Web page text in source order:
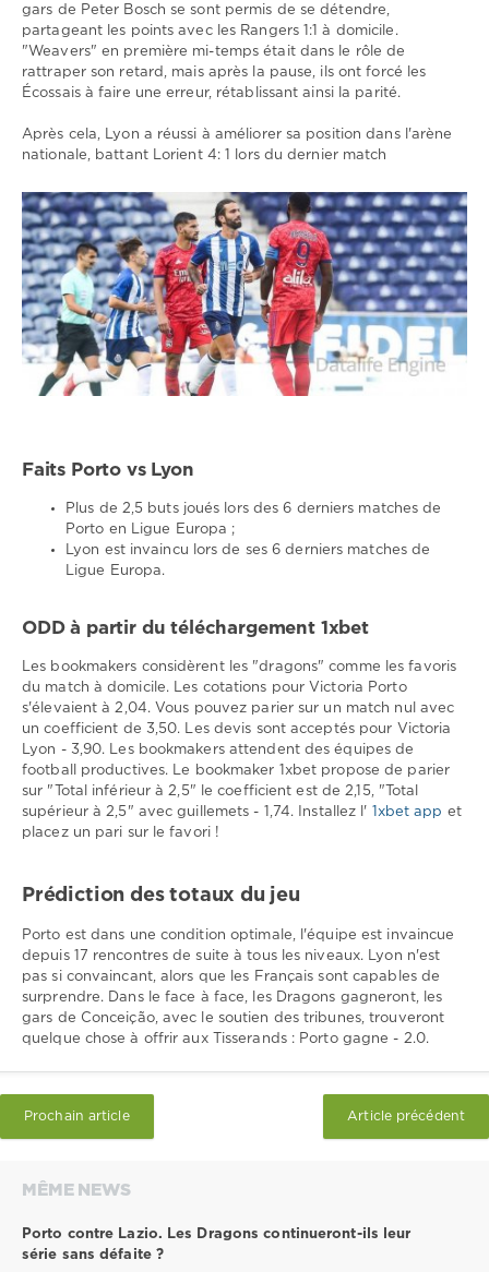
gars de Peter Bosch se sont permis de se détendre,
partageant les points avec les Rangers 1:1 à domicile.
"Weavers" en première mi-temps était dans le rôle de
rattraper son retard, mais après la pause, ils ont forcé les
Écossais à faire une erreur, rétablissant ainsi la parité.
Après cela, Lyon a réussi à améliorer sa position dans l'arène
nationale, battant Lorient 4: 1 lors du dernier match
Faits Porto vs Lyon
Plus de 2,5 buts joués lors des 6 derniers matches de
Porto en Ligue Europa ;
Lyon est invaincu lors de ses 6 derniers matches de
Ligue Europa.
ODD à partir du téléchargement 1xbet
Les bookmakers considèrent les "dragons" comme les favoris
du match à domicile. Les cotations pour Victoria Porto
s'élevaient à 2,04. Vous pouvez parier sur un match nul avec
un coefficient de 3,50. Les devis sont acceptés pour Victoria
Lyon - 3,90. Les bookmakers attendent des équipes de
football productives. Le bookmaker 1xbet propose de parier
sur "Total inférieur à 2,5" le coefficient est de 2,15, "Total
supérieur à 2,5" avec guillemets - 1,74. Installez l'
1xbet app et
placez un pari sur le favori !
Prédiction des totaux du jeu
Porto est dans une condition optimale, l'équipe est invaincue
depuis 17 rencontres de suite à tous les niveaux. Lyon n'est
pas si convaincant, alors que les Français sont capables de
surprendre. Dans le face à face, les Dragons gagneront, les
gars de Conceição, avec le soutien des tribunes, trouveront
quelque chose à offrir aux Tisserands : Porto gagne - 2.0.
Prochain article Article précédent
MÊME NEWS
Porto contre Lazio. Les Dragons continueront-ils leur
série sans défaite ?